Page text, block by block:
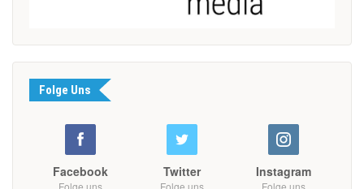
Folge Uns
Facebook
Folge uns
Twitter
Folge uns
Instagram
Folge uns